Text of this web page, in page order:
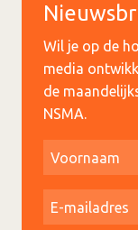
Wil je op de
media
de
NSMA.